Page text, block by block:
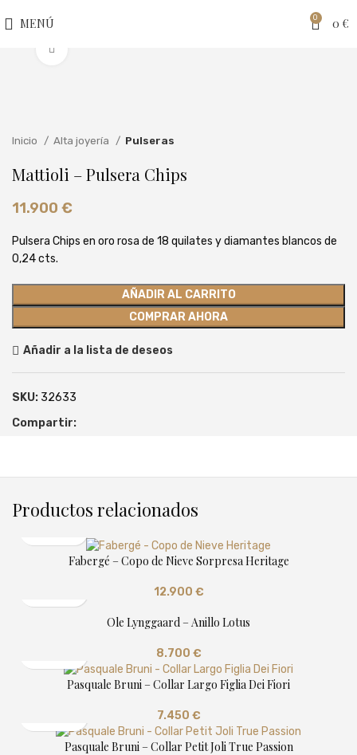
MENÚ 0 0 €
Inicio Alta joyería Pulseras
Mattioli – Pulsera Chips
11.900 €
Pulsera Chips en oro rosa de 18 quilates y diamantes blancos de
0,24 cts.
AÑADIR AL CARRITO
COMPRAR AHORA
Añadir a la lista de deseos
SKU: 32633
Compartir:
Productos relacionados
Fabergé – Copo de Nieve Sorpresa Heritage
12.900 €
Ole Lynggaard – Anillo Lotus
8.700 €
Pasquale Bruni – Collar Largo Figlia Dei Fiori
7.450 €
Pasquale Bruni – Collar Petit Joli True Passion